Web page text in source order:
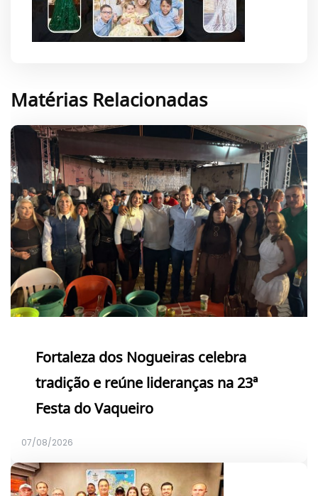
Matérias Relacionadas
Fortaleza dos Nogueiras celebra
tradição e reúne lideranças na 23ª
Festa do Vaqueiro
07/08/2026